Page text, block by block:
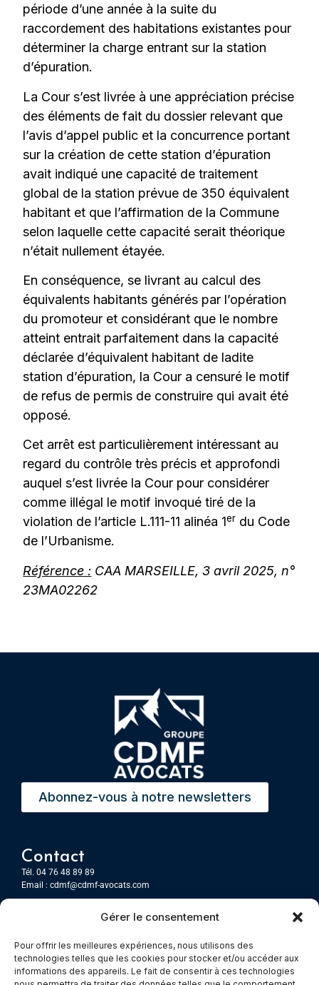
Gérer le consentement
Pour offrir les meilleures expériences, nous utilisons des
technologies telles que les cookies pour stocker et/ou accéder aux
informations des appareils. Le fait de consentir à ces technologies
période d’une année à la suite du
raccordement des habitations existantes pour
déterminer la charge entrant sur la station
d’épuration.
La Cour s’est livrée à une appréciation précise
des éléments de fait du dossier relevant que
l’avis d’appel public et la concurrence portant
sur la création de cette station d’épuration
avait indiqué une capacité de traitement
global de la station prévue de 350 équivalent
habitant et que l’affirmation de la Commune
selon laquelle cette capacité serait théorique
n’était nullement étayée.
En conséquence, se livrant au calcul des
équivalents habitants générés par l’opération
du promoteur et considérant que le nombre
atteint entrait parfaitement dans la capacité
déclarée d’équivalent habitant de ladite
station d’épuration, la Cour a censuré le motif
de refus de permis de construire qui avait été
opposé.
Cet arrêt est particulièrement intéressant au
regard du contrôle très précis et approfondi
auquel s’est livrée la Cour pour considérer
comme illégal le motif invoqué tiré de la
violation de l’article L.111-11 alinéa 1er du Code
de l’Urbanisme.
Référence : CAA MARSEILLE, 3 avril 2025, n°
23MA02262
Abonnez-vous à notre newsletters
Contact
Tél. 04 76 48 89 89
Email : cdmf@cdmf-avocats.com
7 Place Firmin Gautier
CS 80476
38016 GRENOBLE, Cedex 1